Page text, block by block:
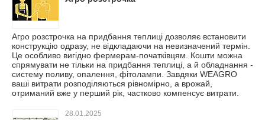
Агро розстрочка на придбання теплиці дозволяє встановити
конструкцію одразу, не відкладаючи на невизначений термін.
Це особливо вигідно фермерам-початківцям. Кошти можна
спрямувати не тільки на придбання теплиці, а й обладнання -
систему поливу, опалення, фітолампи. Завдяки WEAGRO
ваші витрати розподіляються рівномірно, а врожай,
отриманий вже у перший рік, частково компенсує витрати.
28.01.2025